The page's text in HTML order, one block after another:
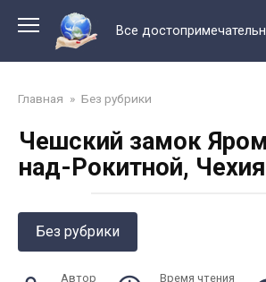
контенту
Все
Главная » Без рубрики
Чешский замок
над-Рокитной,
Без рубрики
Автор Время чтения